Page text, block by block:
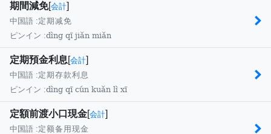
期間減免[会計]
中国語 :定期减免
ピンイン :dìng qī jiǎn miǎn
定期預金利息[会計]
中国語 :定期存款利息
ピンイン :dìng qī cún kuǎn lì xī
定額前渡小口現金[会計]
中国語 :定额备用现金